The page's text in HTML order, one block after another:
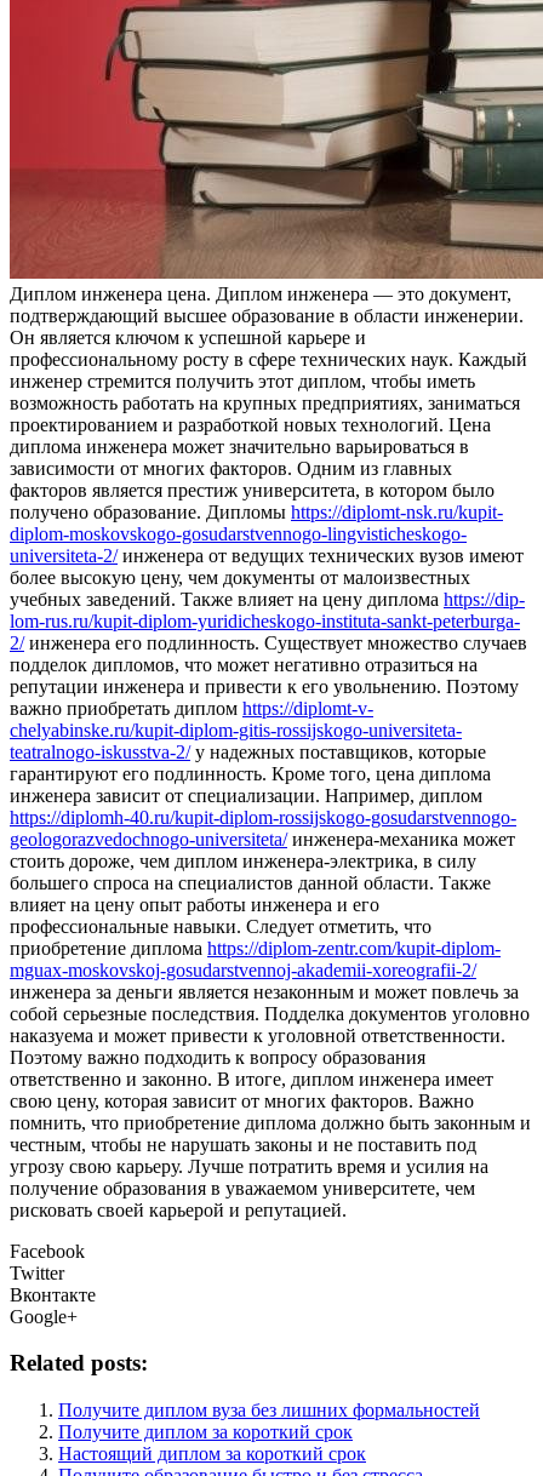
Диплoм инжeнeрa цeнa. Диплом инженера — это документ,
подтверждающий высшее образование в области инженерии.
Он является ключом к успешной карьере и
профессиональному росту в сфере технических наук. Каждый
инженер стремится получить этот диплом, чтобы иметь
возможность работать на крупных предприятиях, заниматься
проектированием и разработкой новых технологий. Цена
диплома инженера может значительно варьироваться в
зависимости от многих факторов. Одним из главных
факторов является престиж университета, в котором было
получено образование. Дипломы https://diplomt-nsk.ru/kupit-
diplom-moskovskogo-gosudarstvennogo-lingvisticheskogo-
universiteta-2/инженера от ведущих технических вузов имеют
более высокую цену, чем документы от малоизвестных
учебных заведений. Также влияет на цену диплома https://dip-
lom-rus.ru/kupit-diplom-yuridicheskogo-instituta-sankt-peterburga-
2/инженера его подлинность. Существует множество случаев
подделок дипломов, что может негативно отразиться на
репутации инженера и привести к его увольнению. Поэтому
важно приобретать диплом https://diplomt-v-
chelyabinske.ru/kupit-diplom-gitis-rossijskogo-universiteta-
teatralnogo-iskusstva-2/у надежных поставщиков, которые
гарантируют его подлинность. Кроме того, цена диплома
инженера зависит от специализации. Например, диплом
https://diplomh-40.ru/kupit-diplom-rossijskogo-gosudarstvennogo-
geologorazvedochnogo-universiteta/инженера-механика может
стоить дороже, чем диплом инженера-электрика, в силу
большего спроса на специалистов данной области. Также
влияет на цену опыт работы инженера и его
профессиональные навыки. Следует отметить, что
приобретение диплома https://diplom-zentr.com/kupit-diplom-
mguax-moskovskoj-gosudarstvennoj-akademii-xoreografii-2/
инженера за деньги является незаконным и может повлечь за
собой серьезные последствия. Подделка документов уголовно
наказуема и может привести к уголовной ответственности.
Поэтому важно подходить к вопросу образования
ответственно и законно. В итоге, диплом инженера имеет
свою цену, которая зависит от многих факторов. Важно
помнить, что приобретение диплома должно быть законным и
честным, чтобы не нарушать законы и не поставить под
угрозу свою карьеру. Лучше потратить время и усилия на
получение образования в уважаемом университете, чем
рисковать своей карьерой и репутацией.
Facebook
Twitter
Вконтакте
Google+
Related posts:
Получите диплом вуза без лишних формальностей
Получите диплом за короткий срок
Настоящий диплом за короткий срок